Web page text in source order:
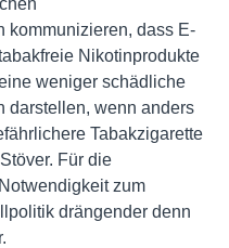
kommunizieren, dass E-
Nikotinprodukte
weniger schädliche
darstellen, wenn anders
Tabakzigarette
Für die
zum
drängender denn